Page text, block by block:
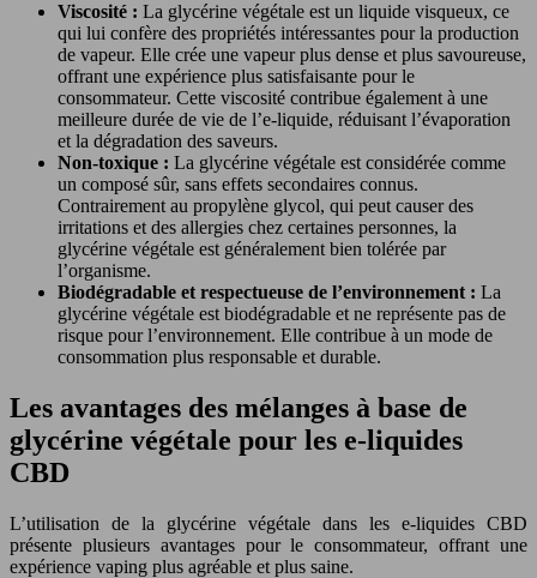
Viscosité : La glycérine végétale est un liquide visqueux, ce
qui lui confère des propriétés intéressantes pour la production
de vapeur. Elle crée une vapeur plus dense et plus savoureuse,
offrant une expérience plus satisfaisante pour le
consommateur. Cette viscosité contribue également à une
meilleure durée de vie de l’e-liquide, réduisant l’évaporation
et la dégradation des saveurs.
Non-toxique : La glycérine végétale est considérée comme
un composé sûr, sans effets secondaires connus.
Contrairement au propylène glycol, qui peut causer des
irritations et des allergies chez certaines personnes, la
glycérine végétale est généralement bien tolérée par
l’organisme.
Biodégradable et respectueuse de l’environnement : La
glycérine végétale est biodégradable et ne représente pas de
risque pour l’environnement. Elle contribue à un mode de
consommation plus responsable et durable.
Les avantages des mélanges à base de
glycérine végétale pour les e-liquides
CBD
L’utilisation de la glycérine végétale dans les e-liquides CBD
présente plusieurs avantages pour le consommateur, offrant une
expérience vaping plus agréable et plus saine.